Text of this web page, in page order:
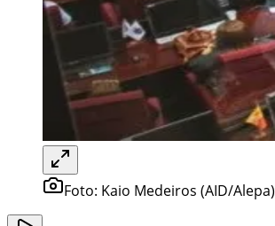
Foto: Kaio Medeiros (AID/Alepa)